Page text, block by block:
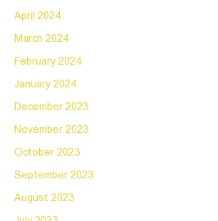
April 2024
March 2024
February 2024
January 2024
December 2023
November 2023
October 2023
September 2023
August 2023